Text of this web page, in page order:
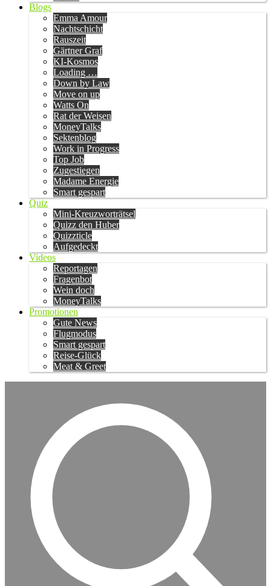
Blogs
Emma Amour
Nachtschicht
Rauszeit
Gärtner Graf
KI-Kosmos
Loading …
Down by Law
Move on up
Watts On
Rat der Weisen
MoneyTalks
Sektenblog
Work in Progress
Top Job
Zugestiegen
Madame Energie
Smart gespart
Quiz
Mini-Kreuzworträtsel
Quizz den Huber
Quizzticle
Aufgedeckt
Videos
Reportagen
Fragenbot
Wein doch
MoneyTalks
Promotionen
Gute News
Flugmodus
Smart gespart
Reise-Glück
Meat & Greet